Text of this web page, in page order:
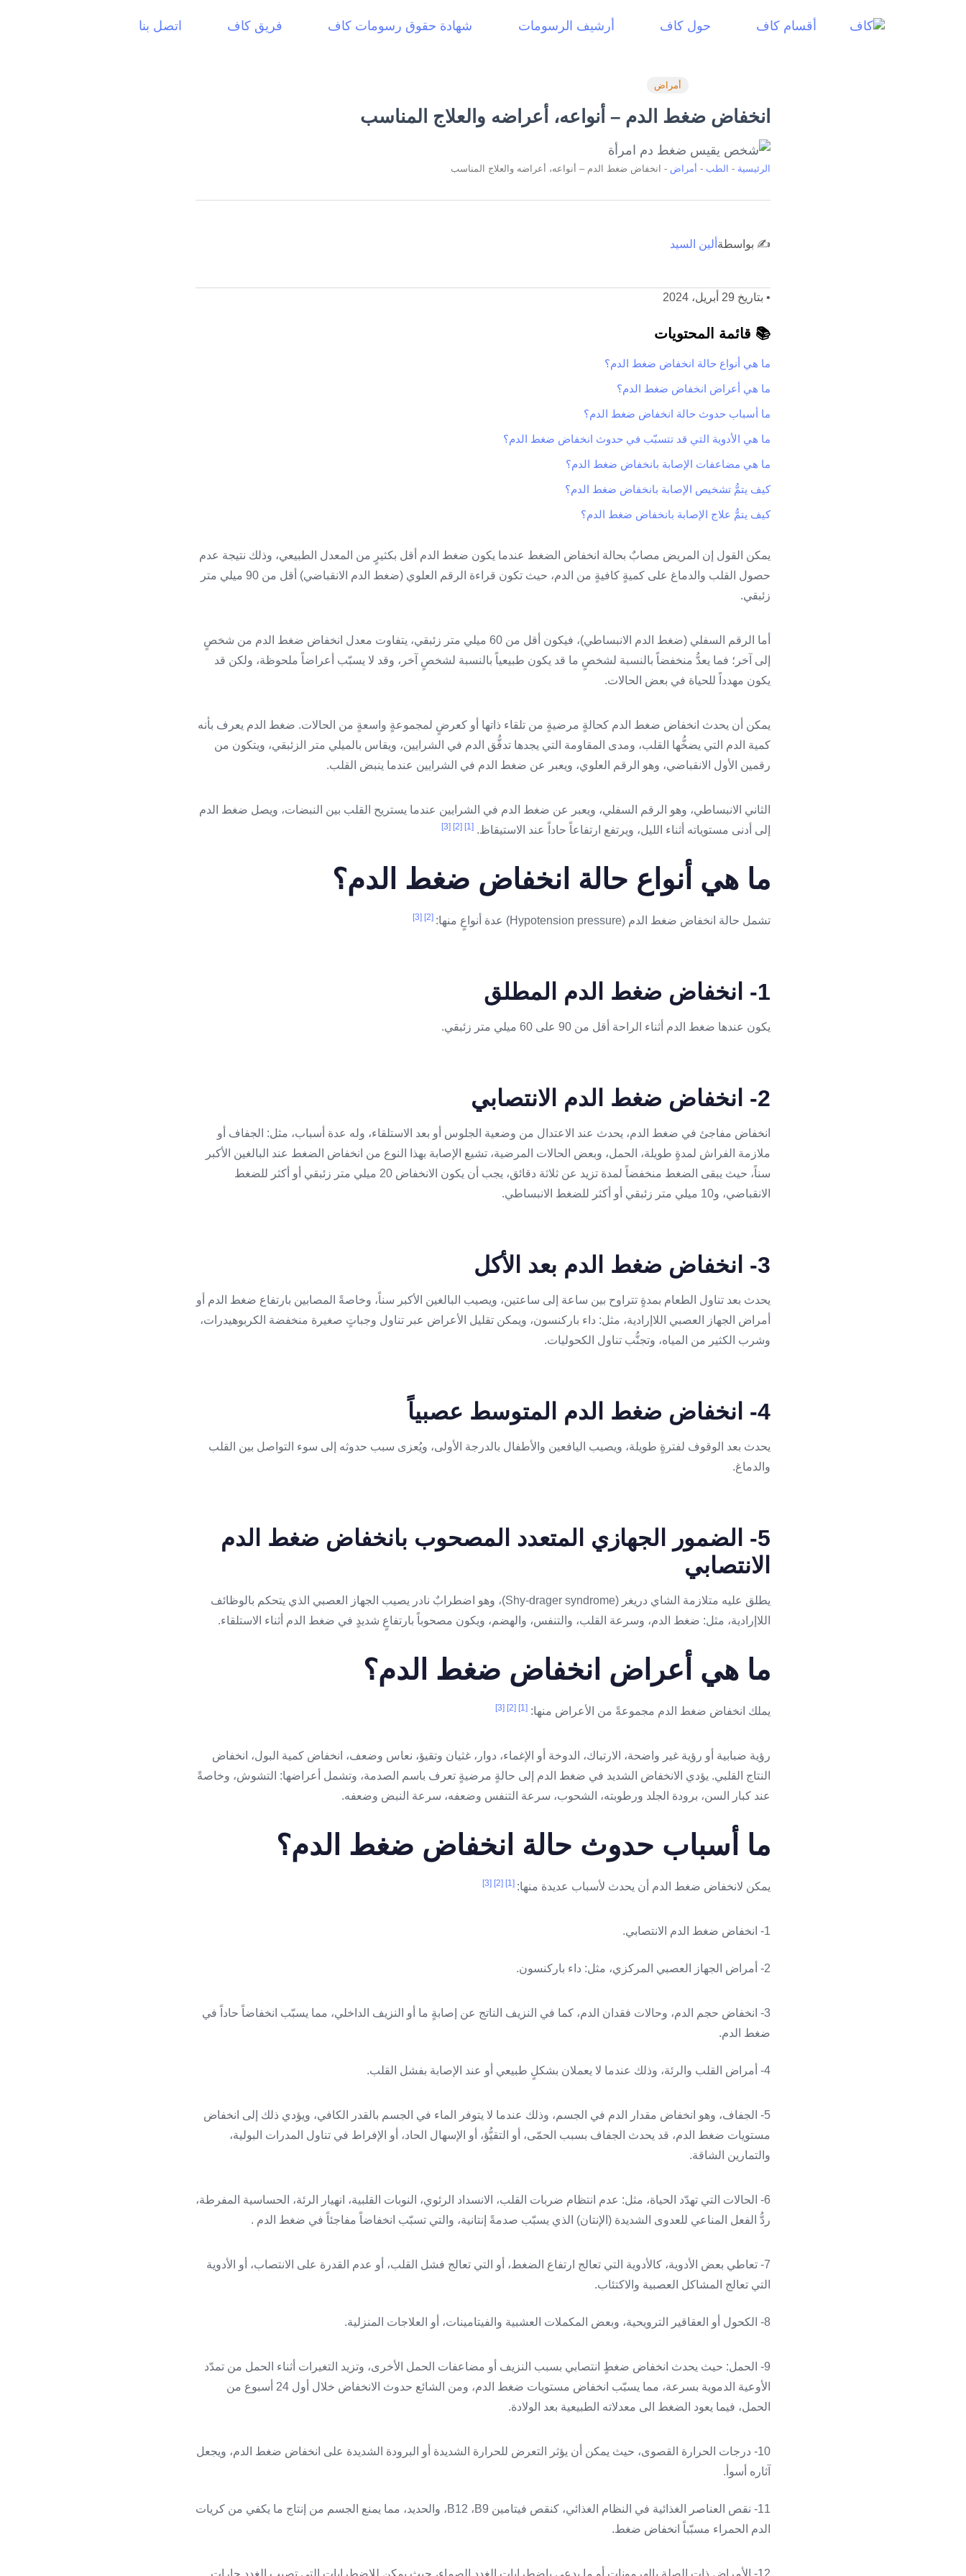
أقسام كاف حول كاف أرشيف الرسومات شهادة حقوق رسومات كاف فريق كاف اتصل بنا
أمراض
انخفاض ضغط الدم – أنواعه، أعراضه والعلاج المناسب
الرئيسية - الطب - أمراض - انخفاض ضغط الدم – أنواعه، أعراضه والعلاج المناسب
✍️ بواسطة ألين السيد
• بتاريخ 29 أبريل، 2024
📚 قائمة المحتويات
ما هي أنواع حالة انخفاض ضغط الدم؟
ما هي أعراض انخفاض ضغط الدم؟
ما أسباب حدوث حالة انخفاض ضغط الدم؟
ما هي الأدوية التي قد تتسبّب في حدوث انخفاض ضغط الدم؟
ما هي مضاعفات الإصابة بانخفاض ضغط الدم؟
كيف يتمُّ تشخيص الإصابة بانخفاض ضغط الدم؟
كيف يتمُّ علاج الإصابة بانخفاض ضغط الدم؟
يمكن القول إن المريض مصابٌ بحالة انخفاض الضغط عندما يكون ضغط الدم أقل بكثيرٍ من المعدل الطبيعي، وذلك نتيجة عدم
حصول القلب والدماغ على كميةٍ كافيةٍ من الدم، حيث تكون قراءة الرقم العلوي (ضغط الدم الانقباضي) أقل من 90 ميلي متر
زئبقي.
أما الرقم السفلي (ضغط الدم الانبساطي)، فيكون أقل من 60 ميلي متر زئبقي، يتفاوت معدل انخفاض ضغط الدم من شخصٍ
إلى آخر؛ فما يعدُّ منخفضاً بالنسبة لشخصٍ ما قد يكون طبيعياً بالنسبة لشخصٍ آخر، وقد لا يسبّب أعراضاً ملحوظة، ولكن قد
يكون مهدداً للحياة في بعض الحالات.
يمكن أن يحدث انخفاض ضغط الدم كحالةٍ مرضيةٍ من تلقاء ذاتها أو كعرضٍ لمجموعةٍ واسعةٍ من الحالات. ضغط الدم يعرف بأنه
كمية الدم التي يضخُّها القلب، ومدى المقاومة التي يجدها تدفُّق الدم في الشرايين، ويقاس بالميلي متر الزئبقي، ويتكون من
رقمين الأول الانقباضي، وهو الرقم العلوي، ويعبر عن ضغط الدم في الشرايين عندما ينبض القلب.
الثاني الانبساطي، وهو الرقم السفلي، ويعبر عن ضغط الدم في الشرايين عندما يستريح القلب بين النبضات، ويصل ضغط الدم
إلى أدنى مستوياته أثناء الليل، ويرتفع ارتفاعاً حاداً عند الاستيقاظ. [1]
[2]
[3]
ما هي أنواع حالة انخفاض ضغط الدم؟
تشمل حالة انخفاض ضغط الدم (Hypotension pressure) عدة أنواعٍ منها: [2]
[3]
1- انخفاض ضغط الدم المطلق
يكون عندها ضغط الدم أثناء الراحة أقل من 90 على 60 ميلي متر زئبقي.
2- انخفاض ضغط الدم الانتصابي
انخفاض مفاجئ في ضغط الدم، يحدث عند الاعتدال من وضعية الجلوس أو بعد الاستلقاء، وله عدة أسباب، مثل: الجفاف أو
ملازمة الفراش لمدةٍ طويلة، الحمل، وبعض الحالات المرضية، تشيع الإصابة بهذا النوع من انخفاض الضغط عند البالغين الأكبر
سناً، حيث يبقى الضغط منخفضاً لمدة تزيد عن ثلاثة دقائق، يجب أن يكون الانخفاض 20 ميلي متر زئبقي أو أكثر للضغط
الانقباضي، و10 ميلي متر زئبقي أو أكثر للضغط الانبساطي.
3- انخفاض ضغط الدم بعد الأكل
يحدث بعد تناول الطعام بمدةٍ تتراوح بين ساعة إلى ساعتين، ويصيب البالغين الأكبر سناً، وخاصةً المصابين بارتفاع ضغط الدم أو
أمراض الجهاز العصبي اللاإرادية، مثل: داء باركنسون، ويمكن تقليل الأعراض عبر تناول وجباتٍ صغيرة منخفضة الكربوهيدرات،
وشرب الكثير من المياه، وتجنُّب تناول الكحوليات.
4- انخفاض ضغط الدم المتوسط عصبياً
يحدث بعد الوقوف لفترةٍ طويلة، ويصيب اليافعين والأطفال بالدرجة الأولى، ويُعزى سبب حدوثه إلى سوء التواصل بين القلب
والدماغ.
5- الضمور الجهازي المتعدد المصحوب بانخفاض ضغط الدم
الانتصابي
يطلق عليه متلازمة الشاي دريغر (Shy-drager syndrome)، وهو اضطرابٌ نادر يصيب الجهاز العصبي الذي يتحكم بالوظائف
اللاإرادية، مثل: ضغط الدم، وسرعة القلب، والتنفس، والهضم، ويكون مصحوباً بارتفاعٍ شديدٍ في ضغط الدم أثناء الاستلقاء.
ما هي أعراض انخفاض ضغط الدم؟
يملك انخفاض ضغط الدم مجموعةً من الأعراض منها: [1]
[2]
[3]
رؤية ضبابية أو رؤية غير واضحة، الارتباك، الدوخة أو الإغماء، دوار، غثيان وتقيؤ، نعاس وضعف، انخفاض كمية البول، انخفاض
النتاج القلبي. يؤدي الانخفاض الشديد في ضغط الدم إلى حالةٍ مرضيةٍ تعرف باسم الصدمة، وتشمل أعراضها: التشوش، وخاصةً
عند كبار السن، برودة الجلد ورطوبته، الشحوب، سرعة التنفس وضعفه، سرعة النبض وضعفه.
ما أسباب حدوث حالة انخفاض ضغط الدم؟
يمكن لانخفاض ضغط الدم أن يحدث لأسباب عديدة منها: [1]
[2]
[3]
1- انخفاض ضغط الدم الانتصابي.
2- أمراض الجهاز العصبي المركزي، مثل: داء باركنسون.
3- انخفاض حجم الدم، وحالات فقدان الدم، كما في النزيف الناتج عن إصابةٍ ما أو النزيف الداخلي، مما يسبّب انخفاضاً حاداً في
ضغط الدم.
4- أمراض القلب والرئة، وذلك عندما لا يعملان بشكلٍ طبيعي أو عند الإصابة بفشل القلب.
5- الجفاف، وهو انخفاض مقدار الدم في الجسم، وذلك عندما لا يتوفر الماء في الجسم بالقدر الكافي، ويؤدي ذلك إلى انخفاض
مستويات ضغط الدم، قد يحدث الجفاف بسبب الحمّى، أو التقيُّؤ، أو الإسهال الحاد، أو الإفراط في تناول المدرات البولية،
والتمارين الشاقة.
6- الحالات التي تهدّد الحياة، مثل: عدم انتظام ضربات القلب، الانسداد الرئوي، النوبات القلبية، انهيار الرئة، الحساسية المفرطة،
ردُّ الفعل المناعي للعدوى الشديدة (الإنتان) الذي يسبّب صدمةً إنتانية، والتي تسبّب انخفاضاً مفاجئاً في ضغط الدم .
7- تعاطي بعض الأدوية، كالأدوية التي تعالج ارتفاع الضغط، أو التي تعالج فشل القلب، أو عدم القدرة على الانتصاب، أو الأدوية
التي تعالج المشاكل العصبية والاكتئاب.
8- الكحول أو العقاقير الترويحية، وبعض المكملات العشبية والفيتامينات، أو العلاجات المنزلية.
9- الحمل: حيث يحدث انخفاض ضغطٍ انتصابي بسبب النزيف أو مضاعفات الحمل الأخرى، وتزيد التغيرات أثناء الحمل من تمدّد
الأوعية الدموية بسرعة، مما يسبّب انخفاض مستويات ضغط الدم، ومن الشائع حدوث الانخفاض خلال أول 24 أسبوع من
الحمل، فيما يعود الضغط الى معدلاته الطبيعية بعد الولادة.
10- درجات الحرارة القصوى، حيث يمكن أن يؤثر التعرض للحرارة الشديدة أو البرودة الشديدة على انخفاض ضغط الدم، ويجعل
آثاره أسوأ.
11- نقص العناصر الغذائية في النظام الغذائي، كنقص فيتامين B12 ،B9، والحديد، مما يمنع الجسم من إنتاج ما يكفي من كريات
الدم الحمراء مسبّباً انخفاض ضغط.
12- الأمراض ذات الصلة بالهرمونات أو ما يدعى باضطرابات الغدد الصماء، حيث يمكن للاضطرابات التي تصيب الغدد جارات